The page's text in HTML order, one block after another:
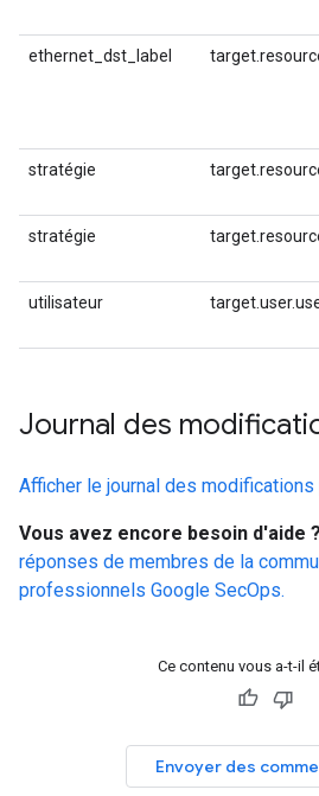
ethernet_dst_label
stratégie
stratégie
utilisateur
Journal des
Afficher le journal des
Vous avez encore besoin d'aide ?
réponses de membres de la
professionnels Google SecOps.
Ce contenu vous a-t-il
Envoyer des